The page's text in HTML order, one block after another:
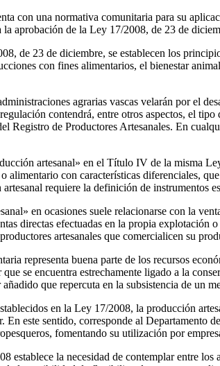
con una normativa comunitaria para su
la aprobación de la Ley 17/2008, de 23 de
de 23 de diciembre, se establecen los
con fines alimentarios, el bienestar
agrarias vascas velarán por el
contendrá, entre otros aspectos, el
Registro de Productores Artesanales. En
artesanal» en el Título IV de la misma
alimentario con características diferenciales,
requiere la definición de instrumentos
en ocasiones suele relacionarse con la
directas efectuadas en la propia explotación
artesanales que comercialicen su
representa buena parte de los recursos
se encuentra estrechamente ligado a la
que repercuta en la subsistencia de un
en la Ley 17/2008, la producción
En este sentido, corresponde al
fomentando su utilización por
establece la necesidad de contemplar entre